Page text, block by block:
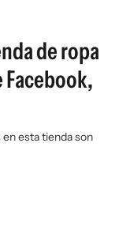
de ropa
Facebook,
esta tienda son